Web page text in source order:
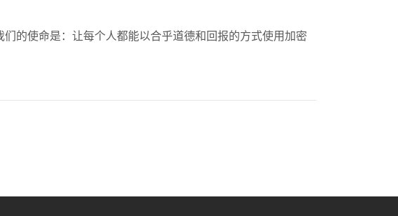
的使命是：让每个人都能以合乎道德和回报的方式使用加密